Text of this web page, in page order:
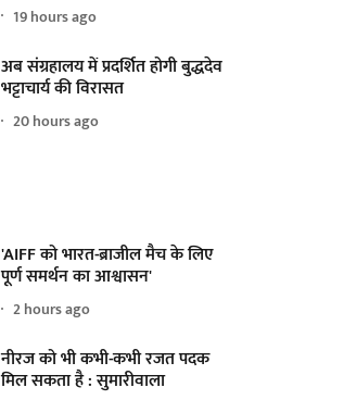
19 hours ago
अब संग्रहालय में प्रदर्शित होगी बुद्धदेव
भट्टाचार्य की विरासत
20 hours ago
'AIFF को भारत-ब्राजील मैच के लिए
पूर्ण समर्थन का आश्वासन'
2 hours ago
नीरज को भी कभी-कभी रजत पदक
मिल सकता है : सुमारीवाला